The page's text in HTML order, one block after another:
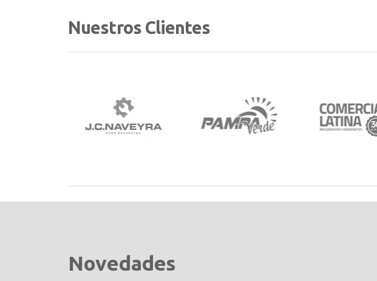
Nuestros Clientes
Novedades